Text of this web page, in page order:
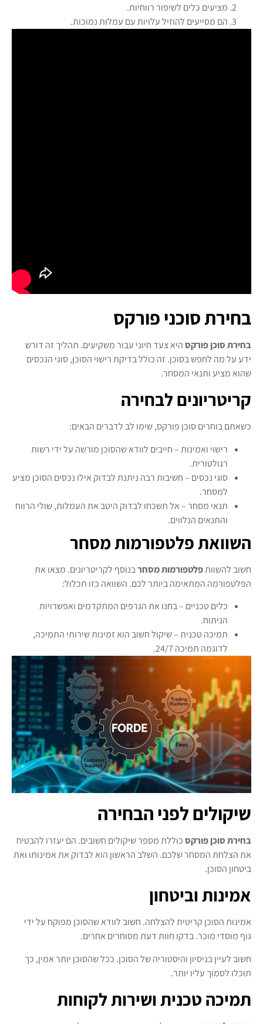
מציעים כלים לשיפור רווחיות.
הם מסייעים להוזיל עלויות עם עמלות נמוכות.
בחירת סוכני פורקס
בחירת סוכן פורקסהיא צעד חיוני עבור משקיעים. תהליך זה דורש
ידע על מה לחפש בסוכן. זה כולל בדיקת רישוי הסוכן, סוגי הנכסים
שהוא מציע ותנאי המסחר.
קריטריונים לבחירה
כשאתם בוחרים סוכן פורקס, שימו לב לדברים הבאים:
רישוי ואמינות – חייבים לוודא שהסוכן מורשה על ידי רשות
רגולטורית.
סוגי נכסים – חשיבות רבה ניתנת לבדוק אילו נכסים הסוכן מציע
למסחר.
תנאי מסחר – אל תשכחו לבדוק היטב את העמלות, שולי הרווח
והתנאים הנלווים.
השוואת פלטפורמות מסחר
חשוב להשוותפלטפורמות מסחרבנוסף לקריטריונים. מצאו את
הפלטפורמה המתאימה ביותר לכם. השוואה כזו תכלול:
כלים טכניים – בחנו את הגרפים המתקדמים ואפשרויות
הניתוח.
תמיכה טכנית – שיקול חשוב הוא זמינות שירותי התמיכה,
לדוגמה תמיכה 24/7.
שיקולים לפני הבחירה
בחירת סוכן פורקסכוללת מספר שיקולים חשובים. הם יעזרו להבטיח
את הצלחת המסחר שלכם. השלב הראשון הוא לבדוק את אמינותו ואת
ביטחון הסוכן.
אמינות וביטחון
אמינות הסוכן קריטית להצלחה. חשוב לוודא שהסוכן מפוקח על ידי
גוף מוסדי מוכר. בדקו חוות דעת מסוחרים אחרים.
חשוב לעיין בניסיון והיסטוריה של הסוכן. ככל שהסוכן יותר אמין, כך
תוכלו לסמוך עליו יותר.
תמיכה טכנית ושירות לקוחות